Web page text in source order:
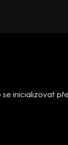
inicializovat